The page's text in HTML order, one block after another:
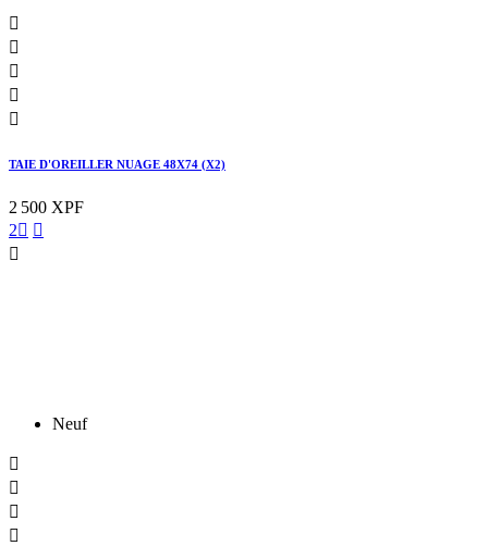





TAIE D'OREILLER NUAGE 48X74 (X2)
2 500 XPF
2 

Neuf



